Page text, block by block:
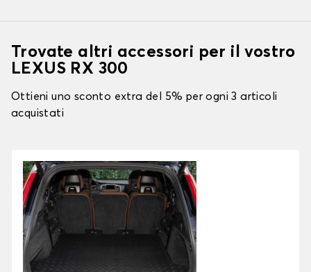
Trovate altri accessori per il vostro
LEXUS RX 300
Ottieni uno sconto extra del 5% per ogni 3 articoli
acquistati